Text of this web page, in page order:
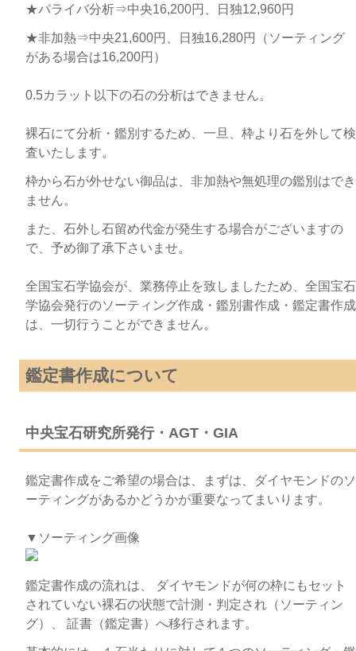
★パライバ分析⇒中央16,200円、日独12,960円
★非加熱⇒中央21,600円、日独16,280円（ソーティング
がある場合は16,200円）
0.5カラット以下の石の分析はできません。
裸石にて分析・鑑別するため、一旦、枠より石を外して検
査いたします。
枠から石が外せない御品は、非加熱や無処理の鑑別はでき
ません。
また、石外し石留め代金が発生する場合がございますの
で、予め御了承下さいませ。
全国宝石学協会が、業務停止を致しましたため、全国宝石
学協会発行のソーティング作成・鑑別書作成・鑑定書作成
は、一切行うことができません。
鑑定書作成について
中央宝石研究所発行・AGT・GIA
鑑定書作成をご希望の場合は、まずは、ダイヤモンドのソ
ーティングがあるかどうかが重要なってまいります。
▼ソーティング画像
鑑定書作成の流れは、 ダイヤモンドが何の枠にもセット
されていない裸石の状態で計測・判定され（ソーティン
グ）、 証書（鑑定書）へ移行されます。